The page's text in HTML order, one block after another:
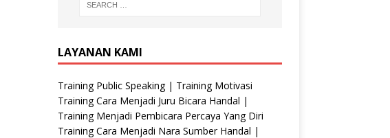
LAYANAN KAMI
Training Public Speaking | Training Motivasi
Training Cara Menjadi Juru Bicara Handal |
Training Menjadi Pembicara Percaya Yang Diri
Training Cara Menjadi Nara Sumber Handal |